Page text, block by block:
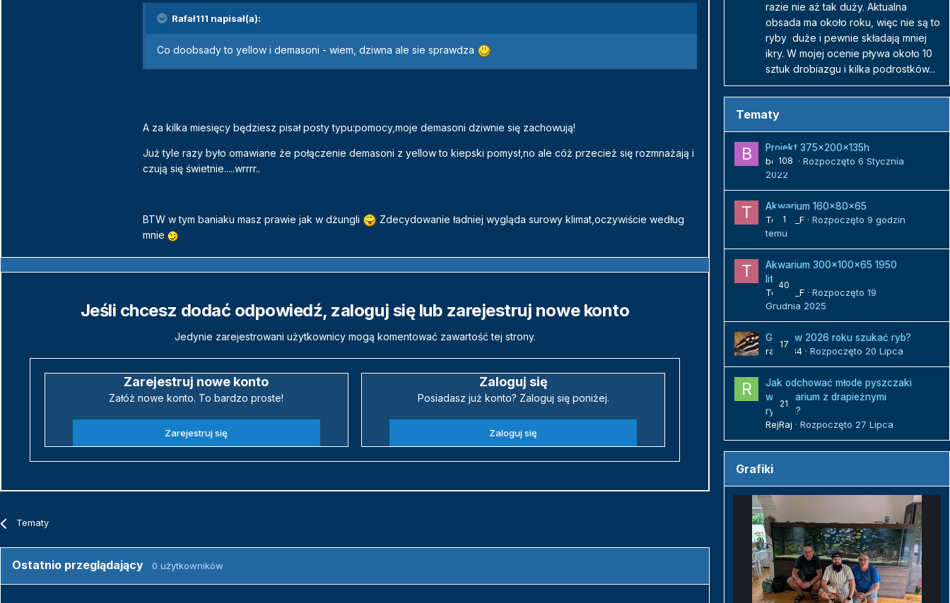
Rafał111 napisał(a):
Co doobsady to yellow i demasoni - wiem, dziwna ale sie sprawdza
A za kilka miesięcy będziesz pisał posty typu:pomocy,moje demasoni dziwnie się zachowują!
Już tyle razy było omawiane że połączenie demasoni z yellow to kiepski pomysł,no ale cóż przecież się rozmnażają i
czują się świetnie.....wrrrr..
BTW w tym baniaku masz prawie jak w dżungli
Zdecydowanie ładniej wygląda surowy klimat,oczywiście według
mnie
Jeśli chcesz dodać odpowiedź, zaloguj się lub zarejestruj nowe konto
Jedynie zarejestrowani użytkownicy mogą komentować zawartość tej strony.
Zarejestruj nowe konto
Załóż nowe konto. To bardzo proste!
Zarejestruj się
Zaloguj się
Posiadasz już konto? Zaloguj się poniżej.
Zaloguj się
Tematy
Ostatnio przeglądający 0 użytkowników
razie nie aż tak duży. Aktualna
obsada ma około roku, więc nie są to
ryby duże i pewnie składają mniej
ikry. W mojej ocenie pływa około 10
sztuk drobiazgu i kilka podrostków...
Tematy
108
Projekt 375x200x135h
bojack · Rozpoczęto 6 Stycznia
2022
1
Akwarium 160x80x65
Tomek_F · Rozpoczęto 9 godzin
temu
40
Akwarium 300x100x65 1950
litrów
Tomek_F · Rozpoczęto 19
Grudnia 2025
17
Gdzie w 2026 roku szukać ryb?
radek84 · Rozpoczęto 20 Lipca
21
Jak odchować młode pyszczaki
w akwarium z drapieżnymi
rybami?
RejRaj · Rozpoczęto 27 Lipca
Grafiki